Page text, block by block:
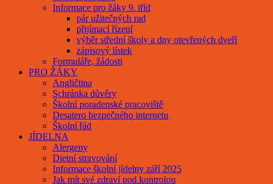
Informace pro žáky 9. tříd
pár užitečných rad
přijímací řízení
výběr střední školy a dny otevřených dveří
zápisový lístek
Formuláře, žádosti
PRO ŽÁKY
Angličtina
Schránka důvěry
Školní poradenské pracoviště
Desatero bezpečného internetu
Školní řád
JÍDELNA
Alergeny
Dietní stravování
Informace školní jídelny září 2025
Jak mít své zdraví pod kontrolou